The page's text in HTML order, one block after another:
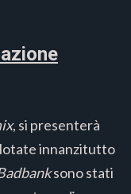
, si presenterà
innanzitutto
sono stati